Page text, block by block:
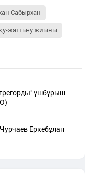
Сабырхан
жаттығу жиыны
үшбұрыш
Еркебұлан